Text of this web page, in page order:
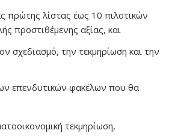
πρώτης λίστας έως 10 πιλοτικών
προστιθέμενης αξίας, και
σχεδιασμό, την τεκμηρίωση και την
επενδυτικών φακέλων που θα
τεκμηρίωση,